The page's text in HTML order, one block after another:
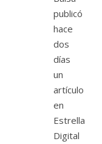
publicó
hace
dos
días
un
artículo
en
Estrella
Digital